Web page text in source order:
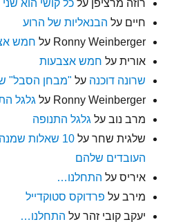
רוזה מרציפן עלכל קושי הוא
חיים על הבנאליות של הרוע
Ronny Weinberger על חמש
אורית על חמש אצבעות
שרונה דוכנה על "מבחן הסבל"
Ronny Weinberger על גלגל
מרב נוב על גלגל התנופה
שלגית שחר על
10 שאלות
העובדים שלהם
איריס על התחלנו…
מירב על פרדוקס סטוקדייל
יעקב קובי זהר על התחלנו…